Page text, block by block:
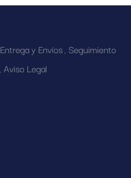
Entrega y Envíos Seguimiento
Aviso Legal